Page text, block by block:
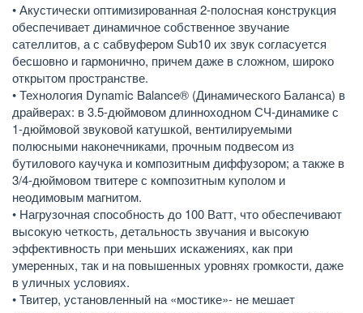
• Акустически оптимизированная 2-полосная конструкция
обеспечивает динамичное собственное звучание
сателлитов, а с сабвуфером Sub10 их звук согласуется
бесшовно и гармонично, причем даже в сложном, широко
открытом пространстве.
• Технология Dynamic Balance® (Динамического Баланса) в
драйверах: в 3.5-дюймовом длинноходном СЧ-динамике с
1-дюймовой звуковой катушкой, вентилируемыми
полюсными наконечниками, прочным подвесом из
бутилового каучука и композитным диффузором; а также в
3/4-дюймовом твитере с композитным куполом и
неодимовым магнитом.
• Нагрузочная способность до 100 Ватт, что обеспечивают
высокую четкость, детальность звучания и высокую
эффективность при меньших искажениях, как при
умеренных, так и на повышенных уровнях громкости, даже
в уличных условиях.
• Твитер, установленный на «мостике»- не мешает